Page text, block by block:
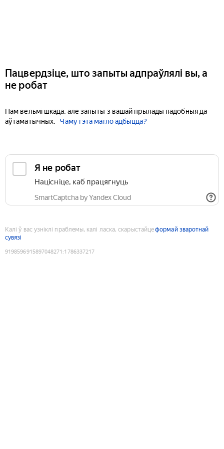
Пацвердзіце, што запыты адпраўлялі вы, а
не робат
Нам вельмі шкада, але запыты з вашай прылады падобныя да
аўтаматычных.
Чаму гэта магло адбыцца?
Я не робат
Націсніце, каб працягнуць
SmartCaptcha by Yandex Cloud
Калі ў вас узніклі праблемы, калі ласка, скарыстайцеформай зваротнай
сувязі
9198596915897048271 :1786337217